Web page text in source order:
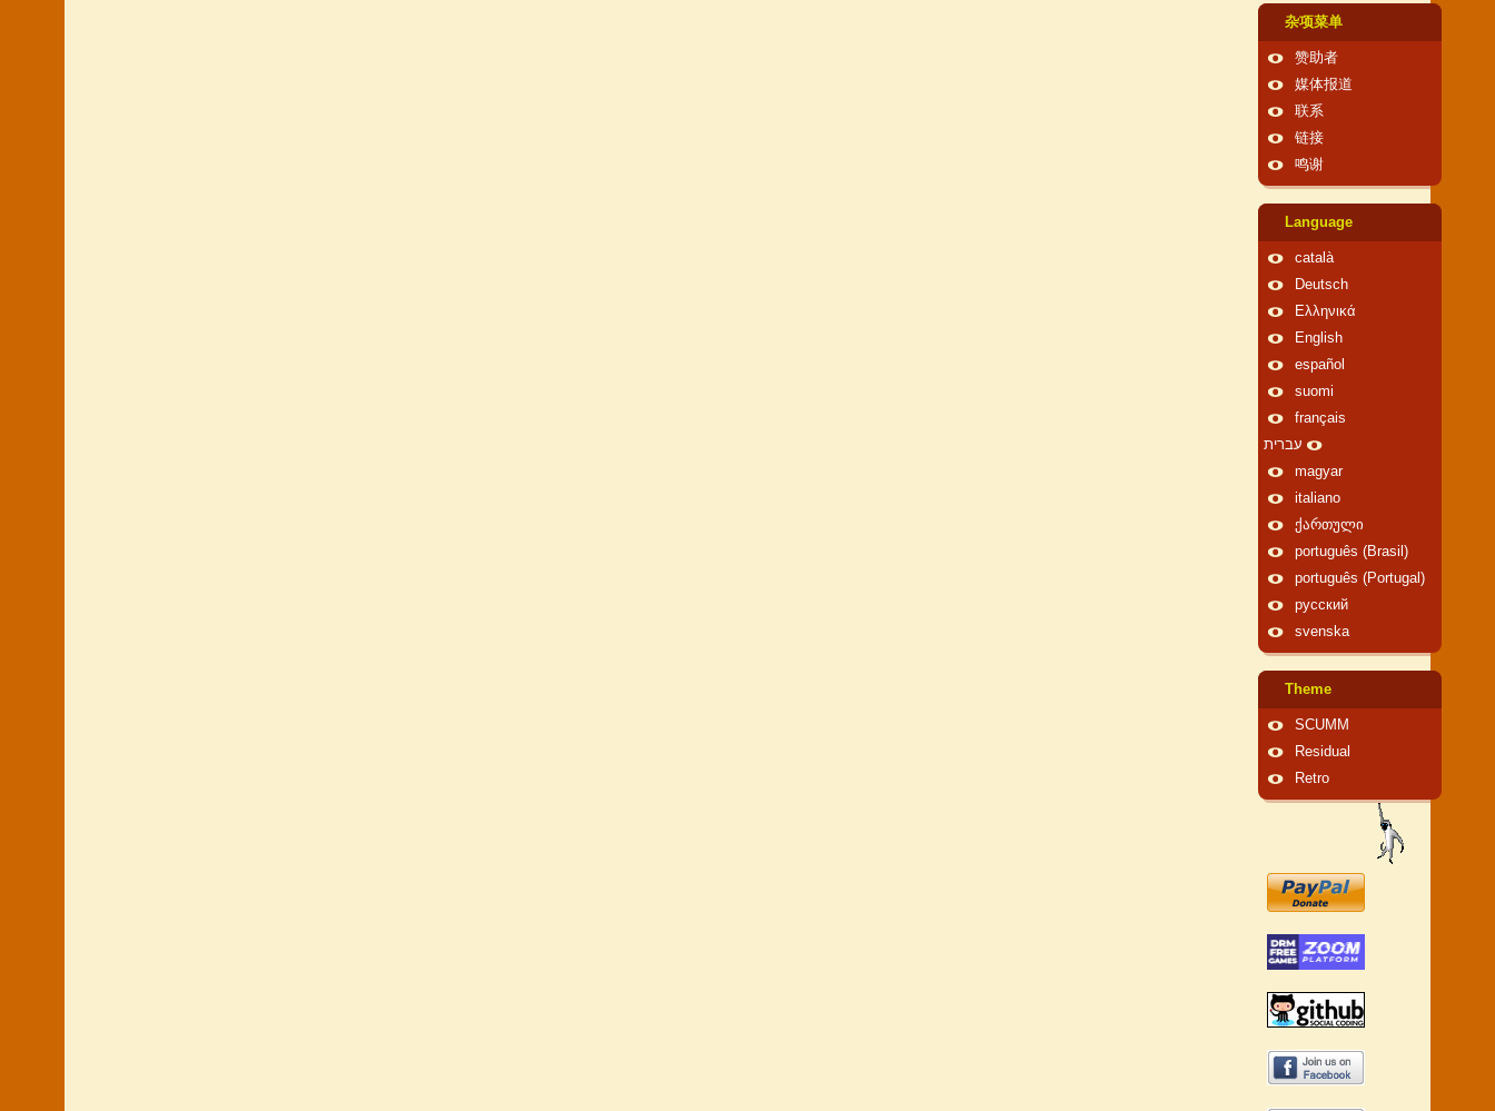
杂项菜单
赞助者
媒体报道
联系
链接
鸣谢
Language
català
Deutsch
Ελληνικά
English
español
suomi
français
עברית
magyar
italiano
ქართული
português (Brasil)
português (Portugal)
русский
svenska
Theme
SCUMM
Residual
Retro